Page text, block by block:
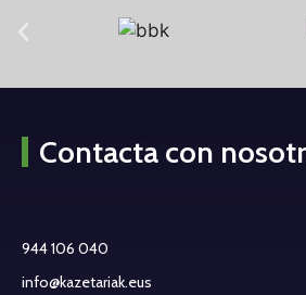
Contacta con
944 106 040
info@kazetariak.eus